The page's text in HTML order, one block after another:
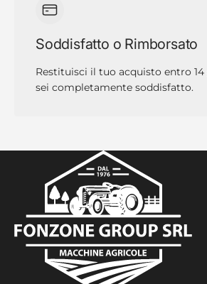
Soddisfatto o Rimborsato
Restituisci il tuo acquisto entro
sei completamente soddisfatto.